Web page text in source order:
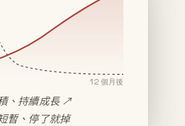
12 個月後
、持續成長 ↗
暫、停了就掉